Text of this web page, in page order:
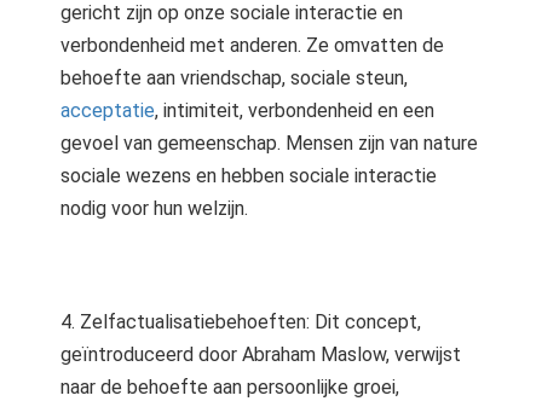
gericht zijn op onze sociale interactie en
verbondenheid met anderen. Ze omvatten de
behoefte aan vriendschap, sociale steun,
acceptatie, intimiteit, verbondenheid en een
gevoel van gemeenschap. Mensen zijn van nature
sociale wezens en hebben sociale interactie
nodig voor hun welzijn.
4. Zelfactualisatiebehoeften: Dit concept,
geïntroduceerd door Abraham Maslow, verwijst
naar de behoefte aan persoonlijke groei,